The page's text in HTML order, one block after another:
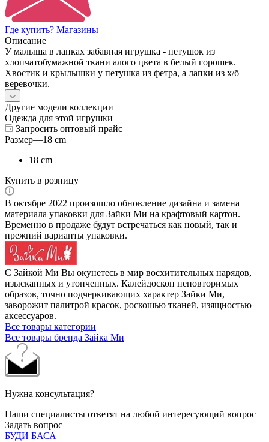
Где купить? Магазины
Описание
У малыша в лапках забавная игрушка - петушок из
хлопчатобумажной ткани алого цвета в белый горошек.
Хвостик и крылышки у петушка из фетра, а лапки из х/б
веревочки.
Другие модели коллекции
Одежда для этой игрушки
Запросить оптовый прайс
Размер—18 cm
18 cm
Купить в розницу
В октябре 2022 произошло обновление дизайна и замена
материала упаковки для Зайки Ми на крафтовый картон.
Временно в продаже будут встречаться как новый, так и
прежний варианты упаковки.
С Зайкой Ми Вы окунетесь в мир восхитительных нарядов,
изысканных и утонченных. Калейдоскоп неповторимых
образов, точно подчеркивающих характер Зайки Ми,
заворожит палитрой красок, роскошью тканей, изящностью
аксессуаров.
Все товары категории
Все товары бренда Зайка Ми
Нужна консультация?
Наши специалисты ответят на любой интересующий вопрос
Задать вопрос
БУДИ БАСА